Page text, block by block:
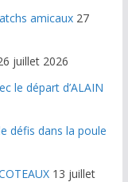
amicaux 27
juillet 2026
le départ d’ALAIN
défis dans la poule
13 juillet